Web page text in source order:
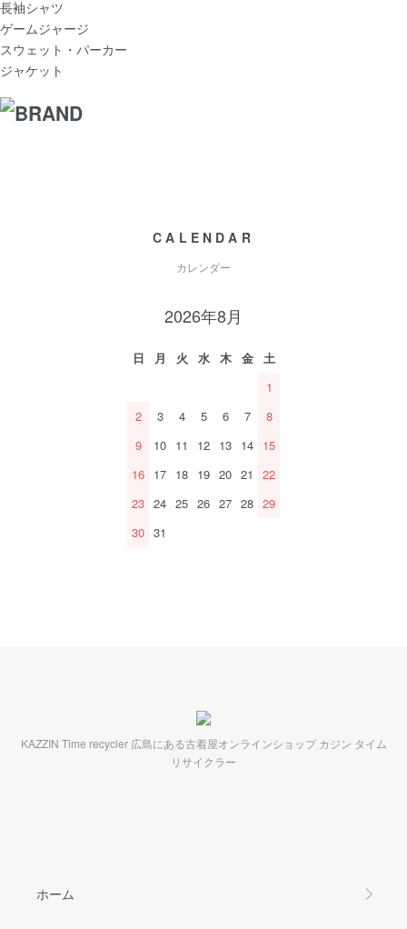
長袖シャツ
ゲームジャージ
スウェット・パーカー
ジャケット
CALENDAR
カレンダー
2026年8月
日 月 火 水 木 金
土
1
2
3 4 5 6 7
8
9
10 11 12 13 14 15
16 17 18 19 20 21
22
23 24 25 26 27 28 29
30 31
KAZZIN Time recycler 広島にある古着屋オンラインショップ カジン タイム
リサイクラー
ホーム